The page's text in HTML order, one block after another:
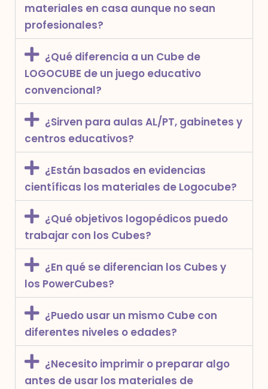
materiales en casa aunque no sean
profesionales?
¿Qué diferencia a un Cube de
LOGOCUBE de un juego educativo
convencional?
¿Sirven para aulas AL/PT, gabinetes y
centros educativos?
¿Están basados en evidencias
científicas los materiales de Logocube?
¿Qué objetivos logopédicos puedo
trabajar con los Cubes?
¿En qué se diferencian los Cubes y
los PowerCubes?
¿Puedo usar un mismo Cube con
diferentes niveles o edades?
¿Necesito imprimir o preparar algo
antes de usar los materiales de